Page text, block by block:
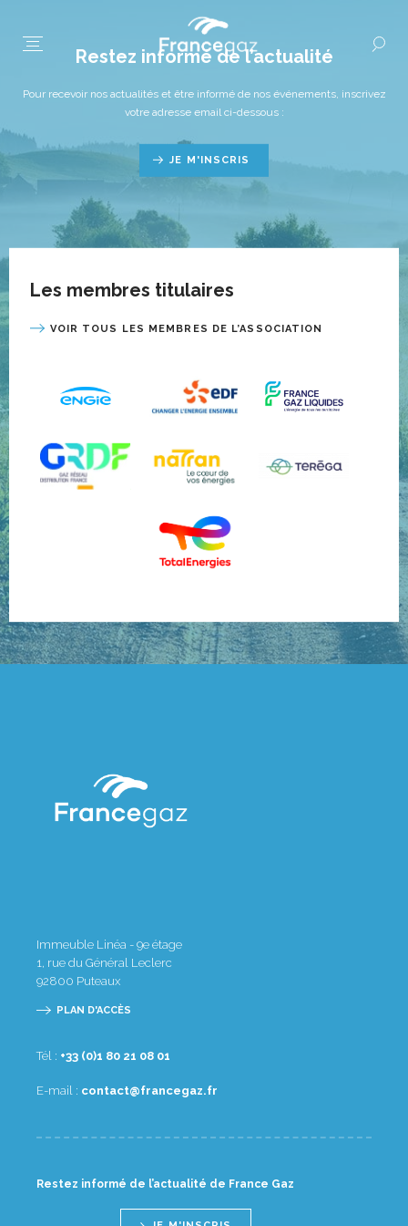
Restez informé de l’actualité
Pour recevoir nos actualités et être informé de nos événements, inscrivez
votre adresse email ci-dessous :
JE M'INSCRIS
Les membres titulaires
VOIR TOUS LES MEMBRES DE L’ASSOCIATION
Immeuble Linéa - 9e étage
1, rue du Général Leclerc
92800 Puteaux
PLAN D'ACCÈS
Tél : 10 80 12 08 1(0) 33+
E-mail : rf.zagecnarf@tcatnoc
Restez informé de l’actualité de France Gaz